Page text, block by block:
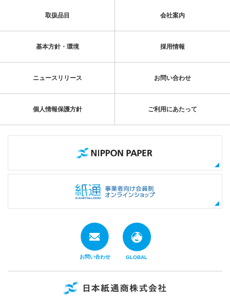
取扱品目 会社案内
基本方針・環境 採用情報
ニュースリリース お問い合わせ
個人情報保護方針 ご利用にあたって
お問い合わせ GLOBAL